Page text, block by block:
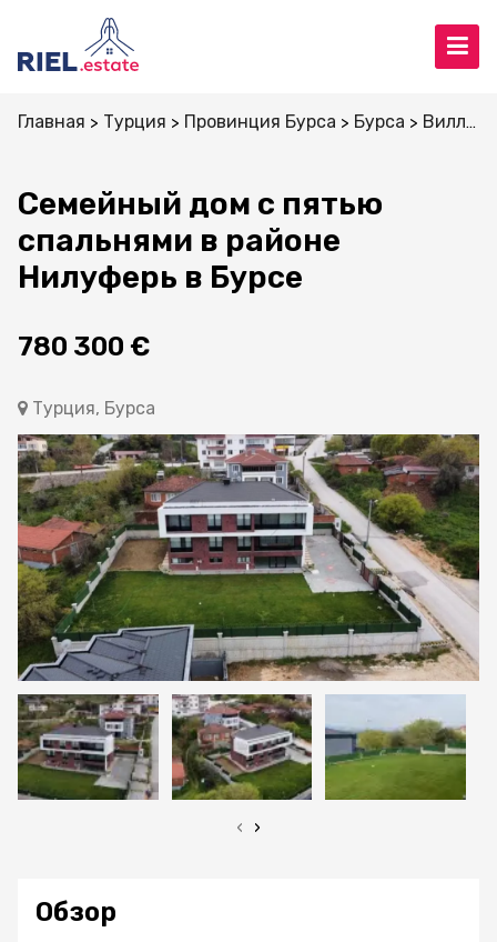
Главная Турция Провинция Бурса Бурса Виллы и дома
Семейный дом с пятью
спальнями в районе
Нилуферь в Бурсе
780 300 €
Турция, Бурса
‹ ›
Обзор